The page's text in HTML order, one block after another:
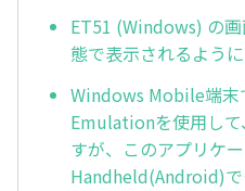
ET51 (Windows) の
態で表示されるように
Windows Mobile端
Emulationを使用して
すが、このアプリケ
Handheld(Android)で